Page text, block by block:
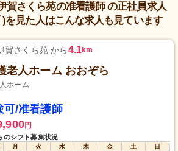
賀さくら苑の准看護師 の正社員求人
を見た人はこんな求人も見ています
賀さくら苑 から4.1km
老人ホーム おおぞら
ホーム
可/准看護師
円
のシフト募集状況
月 火 水 木 金 土
日